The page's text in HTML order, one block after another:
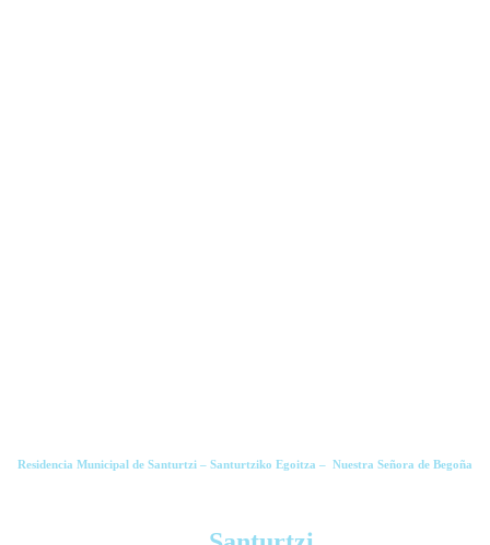
Residencia Municipal de Santurtzi – Santurtziko Egoitza – Nuestra Señora de Begoña